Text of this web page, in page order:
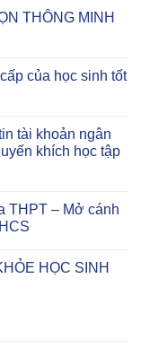
THÔNG MINH
của học sinh tốt
tài khoản ngân
khích học tập
THPT – Mở cánh
HỌC SINH